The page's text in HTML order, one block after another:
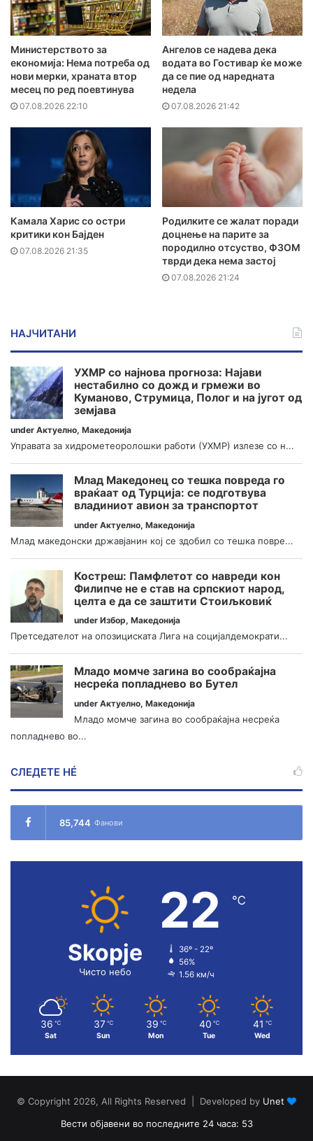
Министерството за
економија: Нема потреба од
нови мерки, храната втор
месец по ред поевтинува
07.08.2026 22:10
Ангелов се надева дека
водата во Гостивар ќе може
да се пие од наредната
недела
07.08.2026 21:42
Камала Харис со остри
критики кон Бајден
07.08.2026 21:35
Родилките се жалат поради
доцнење на парите за
породилно отсуство, ФЗОМ
тврди дека нема застој
07.08.2026 21:24
НАЈЧИТАНИ
УХМР со најнова прогноза: Најави
нестабилно со дожд и грмежи во
Куманово, Струмица, Полог и на југот од
земјава
under Актуелно, Македонија
Управата за хидрометеоролошки работи (УХМР) излезе со н...
Млад Македонец со тешка повреда го
враќаат од Турција: се подготвува
владиниот авион за транспортот
under Актуелно, Македонија
Млад македонски државјанин кој се здобил со тешка повре...
Костреш: Памфлетот со навреди кон
Филипче не е став на српскиот народ,
целта е да се заштити Стоиљковиќ
under Избор, Македонија
Претседателот на опозициската Лига на социјалдемократи...
Младо момче загина во сообраќајна
несреќа попладнево во Бутел
under Актуелно, Македонија
Младо момче загина во сообраќајна несреќа
попладнево во...
СЛЕДЕТЕ НÉ
85,744 Фанови
Skopje
Чисто небо
22 ℃
36º - 22º
56%
1.56 км/ч
36 ℃
Sat
37 ℃
Sun
39 ℃
Mon
40 ℃
Tue
41 ℃
Wed
© Copyright 2026, All Rights Reserved | Developed by Unet
Вести објавени во последните 24 часа: 53